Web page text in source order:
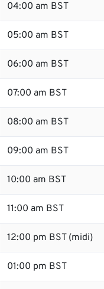
04:00 am BST
05:00 am BST
06:00 am BST
07:00 am BST
08:00 am BST
09:00 am BST
10:00 am BST
11:00 am BST
12:00 pm BST (midi)
01:00 pm BST